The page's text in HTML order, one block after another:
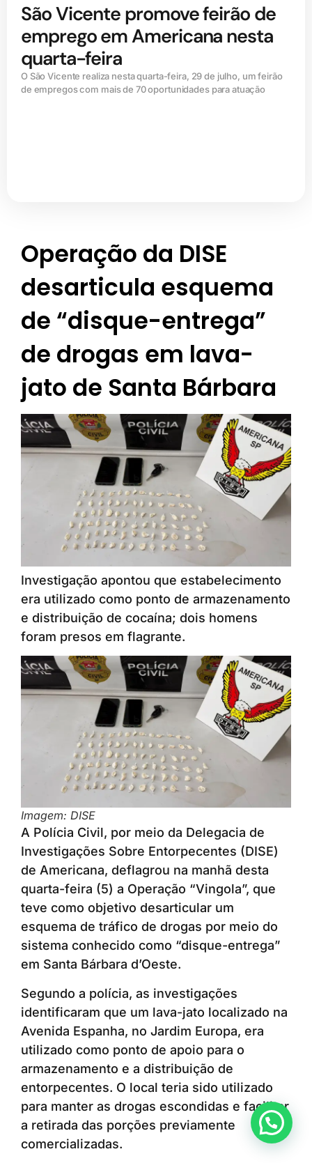
São Vicente promove feirão de
emprego em Americana nesta
quarta-feira
O São Vicente realiza nesta quarta-feira, 29 de julho, um feirão
de empregos com mais de 70 oportunidades para atuação
Operação da DISE
desarticula esquema
de “disque-entrega”
de drogas em lava-
jato de Santa Bárbara
Investigação apontou que estabelecimento
era utilizado como ponto de armazenamento
e distribuição de cocaína; dois homens
foram presos em flagrante.
Imagem: DISE
A Polícia Civil, por meio da Delegacia de
Investigações Sobre Entorpecentes (DISE)
de Americana, deflagrou na manhã desta
quarta-feira (5) a Operação “Vingola”, que
teve como objetivo desarticular um
esquema de tráfico de drogas por meio do
sistema conhecido como “disque-entrega”
em Santa Bárbara d’Oeste.
Segundo a polícia, as investigações
identificaram que um lava-jato localizado na
Avenida Espanha, no Jardim Europa, era
utilizado como ponto de apoio para o
armazenamento e a distribuição de
entorpecentes. O local teria sido utilizado
para manter as drogas escondidas e facilitar
a retirada das porções previamente
comercializadas.
Anunciar ou recomendar matéria